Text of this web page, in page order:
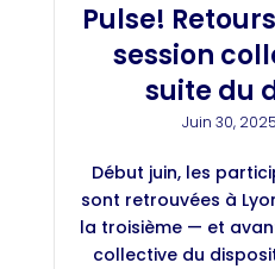
Pulse!
session
suite du
Juin 30, 2025
Début juin, les
sont retrouvées à
la troisième — et
collective du